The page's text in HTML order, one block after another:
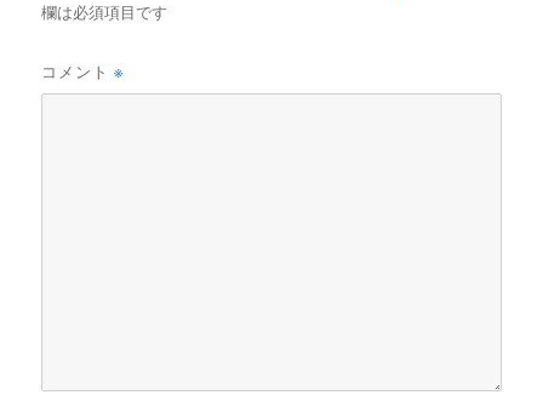
欄は必須項目です
コメント※